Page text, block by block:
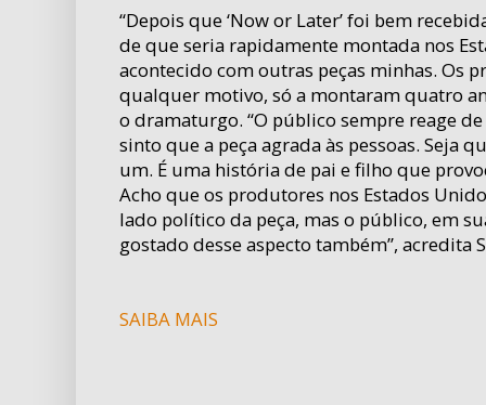
“Depois que ‘Now or Later’ foi bem
de que seria rapidamente montada nos
acontecido com outras peças minhas. Os
qualquer motivo, só a montaram quatro
o dramaturgo. “O público sempre reage
sinto que a peça agrada às pessoas. Seja
um. É uma história de pai e filho que
Acho que os produtores nos Estados
lado político da peça, mas o público, em
gostado desse aspecto também”, acredita
SAIBA MAIS